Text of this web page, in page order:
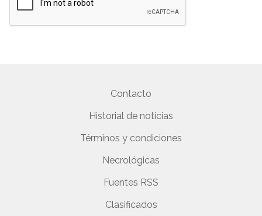
Contacto
Historial de noticias
Términos y condiciones
Necrológicas
Fuentes RSS
Clasificados